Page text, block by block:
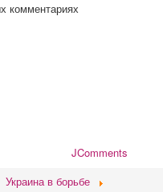
комментариях
JComments
Украина в борьбе